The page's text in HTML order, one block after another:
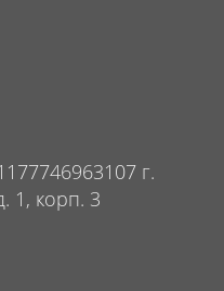
г.
1, корп. 3